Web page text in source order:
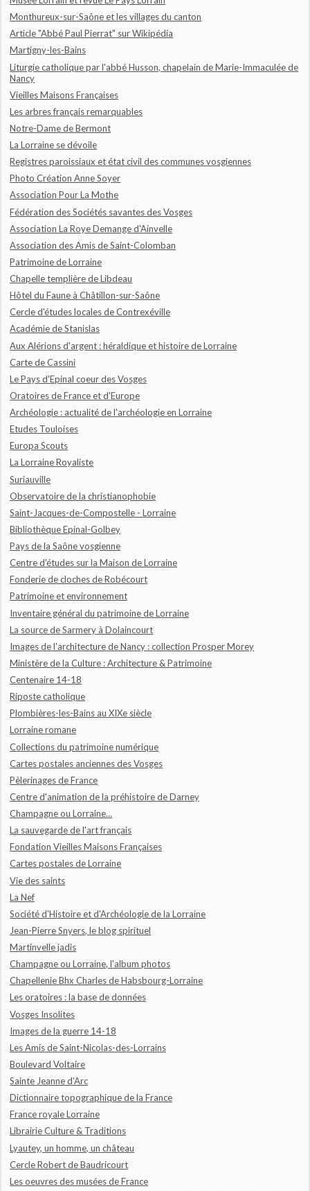
Monthureux-sur-Saône et les villages du canton
Article "Abbé Paul Pierrat" sur Wikipédia
Martigny-les-Bains
Liturgie catholique par l'abbé Husson, chapelain de Marie-Immaculée de
Nancy
Vieilles Maisons Françaises
Les arbres français remarquables
Notre-Dame de Bermont
La Lorraine se dévoile
Registres paroissiaux et état civil des communes vosgiennes
Photo Création Anne Soyer
Association Pour La Mothe
Fédération des Sociétés savantes des Vosges
Association La Roye Demange d'Ainvelle
Association des Amis de Saint-Colomban
Patrimoine de Lorraine
Chapelle templière de Libdeau
Hôtel du Faune à Châtillon-sur-Saône
Cercle d'études locales de Contrexéville
Académie de Stanislas
Aux Alérions d'argent : héraldique et histoire de Lorraine
Carte de Cassini
Le Pays d'Epinal coeur des Vosges
Oratoires de France et d'Europe
Archéologie : actualité de l'archéologie en Lorraine
Etudes Touloises
Europa Scouts
La Lorraine Royaliste
Suriauville
Observatoire de la christianophobie
Saint-Jacques-de-Compostelle - Lorraine
Bibliothèque Epinal-Golbey
Pays de la Saône vosgienne
Centre d'études sur la Maison de Lorraine
Fonderie de cloches de Robécourt
Patrimoine et environnement
Inventaire général du patrimoine de Lorraine
La source de Sarmery à Dolaincourt
Images de l'architecture de Nancy : collection Prosper Morey
Ministère de la Culture : Architecture & Patrimoine
Centenaire 14-18
Riposte catholique
Plombières-les-Bains au XIXe siècle
Lorraine romane
Collections du patrimoine numérique
Cartes postales anciennes des Vosges
Pèlerinages de France
Centre d'animation de la préhistoire de Darney
Champagne ou Lorraine...
La sauvegarde de l'art français
Fondation Vieilles Maisons Françaises
Cartes postales de Lorraine
Vie des saints
La Nef
Société d'Histoire et d'Archéologie de la Lorraine
Jean-Pierre Snyers, le blog spirituel
Martinvelle jadis
Champagne ou Lorraine, l'album photos
Chapellenie Bhx Charles de Habsbourg-Lorraine
Les oratoires : la base de données
Vosges Insolites
Images de la guerre 14-18
Les Amis de Saint-Nicolas-des-Lorrains
Boulevard Voltaire
Sainte Jeanne d'Arc
Dictionnaire topographique de la France
France royale Lorraine
Librairie Culture & Traditions
Lyautey, un homme, un château
Cercle Robert de Baudricourt
Les oeuvres des musées de France